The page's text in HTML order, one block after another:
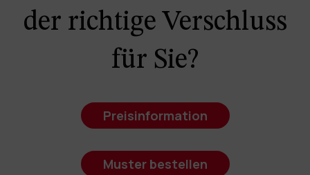
der richtige Verschluss
für Sie?
Preisinformation
Muster bestellen